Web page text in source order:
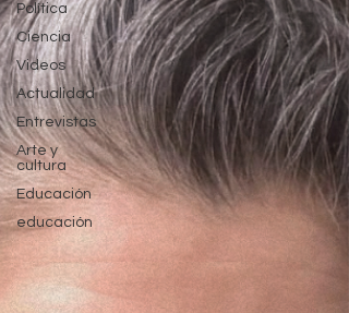
Política
Ciencia
Videos
Actualidad
Entrevistas
Arte y
cultura
Educación
educación